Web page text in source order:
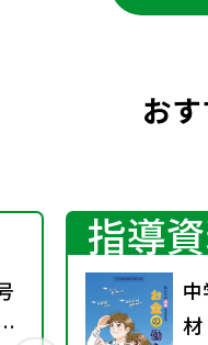
お
指導
材